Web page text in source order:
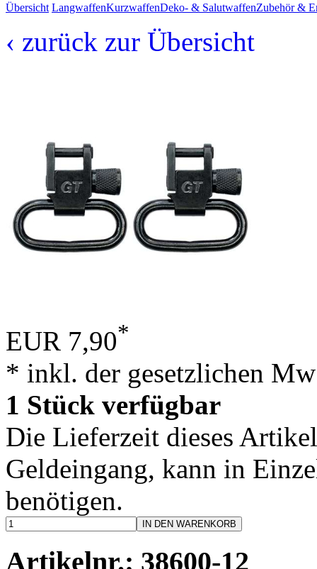
Übersicht LangwaffenKurzwaffenDeko- & SalutwaffenZubehör &
‹ zurück zur Übersicht
EUR 7,90*
* inkl. der gesetzlichen
1 Stück verfügbar
Die Lieferzeit dieses
Geldeingang, kann in
benötigen.
IN DEN WARENKORB
Artikelnr.: 38600-12